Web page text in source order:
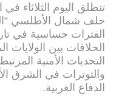
تنطلق اليوم الثلاثاء
حلف شمال الأطلسي
الفترات حساسية في
الخلافات بين الولايات
التحديات الأمنية
والتوترات في الشرق
الدفاع الغربية.